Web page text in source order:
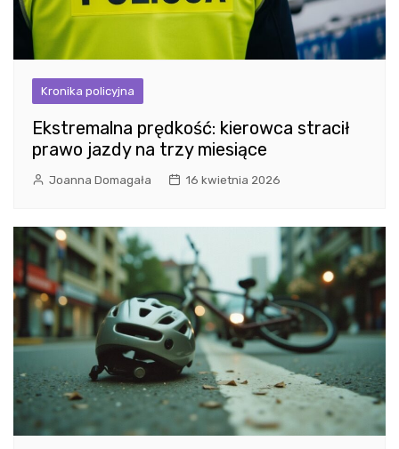
Kronika policyjna
Ekstremalna prędkość: kierowca stracił
prawo jazdy na trzy miesiące
Joanna Domagała 16 kwietnia 2026